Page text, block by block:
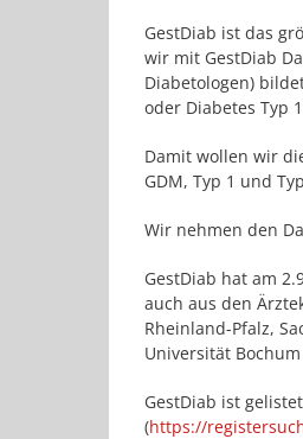
GestDiab ist das
wir mit GestDiab
Diabetologen)
oder Diabetes Typ
Damit wollen wir
GDM, Typ 1 und
Wir nehmen den
GestDiab hat am
auch aus den
Rheinland-Pfalz,
Universität
GestDiab ist
(https://